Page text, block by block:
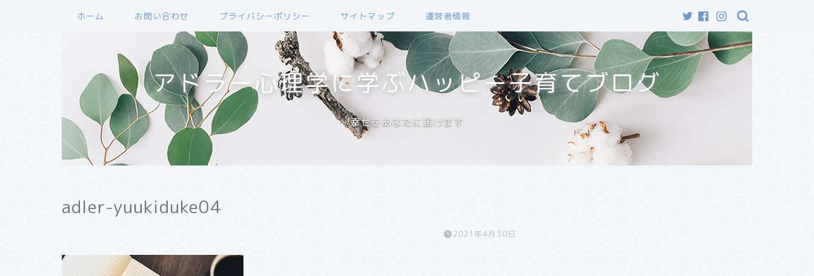
ホーム お問い合わせ プライバシーポリシー サイトマップ 運営者情報
アドラー心理学に学ぶハッピー子育てブログ
幸せをあなたに届けます
adler-yuukiduke04
2021年4月30日